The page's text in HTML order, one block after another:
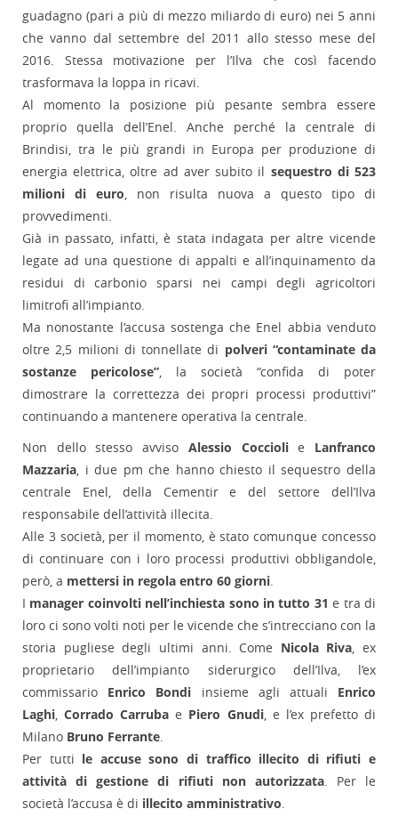
guadagno (pari a più di mezzo miliardo di euro) nei 5 anni
che vanno dal settembre del 2011 allo stesso mese del
2016. Stessa motivazione per l’Ilva che così facendo
trasformava la loppa in ricavi.
Al momento la posizione più pesante sembra essere
proprio quella dell’Enel. Anche perché la centrale di
Brindisi, tra le più grandi in Europa per produzione di
energia elettrica, oltre ad aver subito il sequestro di 523
milioni di euro, non risulta nuova a questo tipo di
provvedimenti.
Già in passato, infatti, è stata indagata per altre vicende
legate ad una questione di appalti e all’inquinamento da
residui di carbonio sparsi nei campi degli agricoltori
limitrofi all’impianto.
Ma nonostante l’accusa sostenga che Enel abbia venduto
oltre 2,5 milioni di tonnellate di polveri “contaminate da
sostanze pericolose”, la società “confida di poter
dimostrare la correttezza dei propri processi produttivi”
continuando a mantenere operativa la centrale.
Non dello stesso avviso Alessio Cocciolie Lanfranco
Mazzaria, i due pm che hanno chiesto il sequestro della
centrale Enel, della Cementir e del settore dell’Ilva
responsabile dell’attività illecita.
Alle 3 società, per il momento, è stato comunque concesso
di continuare con i loro processi produttivi obbligandole,
però, a mettersi in regola entro 60 giorni.
I manager coinvolti nell’inchiesta sono in tutto 31 e tra di
loro ci sono volti noti per le vicende che s’intrecciano con la
storia pugliese degli ultimi anni. Come Nicola Riva, ex
proprietario dell’impianto siderurgico dell’Ilva, l’ex
commissario Enrico Bondi insieme agli attuali Enrico
Laghi, Corrado Carruba e Piero Gnudi, e l’ex prefetto di
Milano Bruno Ferrante.
Per tutti le accuse sono di traffico illecito di rifiuti e
attività di gestione di rifiuti non autorizzata. Per le
società l’accusa è di illecito amministrativo.